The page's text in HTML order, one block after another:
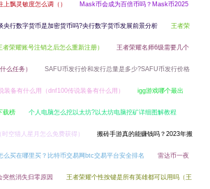
上飘灵敏度怎么调（） Mask币会成为百倍币吗？Mask币2025
央行数字货币是加密货币吗?央行数字货币发展前景分析 王者荣
荣耀账号注销之后怎么重新注册） 王者荣耀名师6级需要几个
么任务） SAFU币发行价和发行总量是多少?SAFU币发行价格
装备有什么用（dnf100传说装备有什么用） igg游戏哪个最出
载榜 个人电脑怎么挖以太坊?以太坊电脑挖矿详细图解教程
空猎人星月怎么免费获得） 搬砖手游真的能赚钱吗？2023年搬
么买在哪里买？比特币交易网btc交易平台安全排名 雷达币一夜
突然消失归零原因 王者荣耀个性按键是所有英雄都可以用吗（王